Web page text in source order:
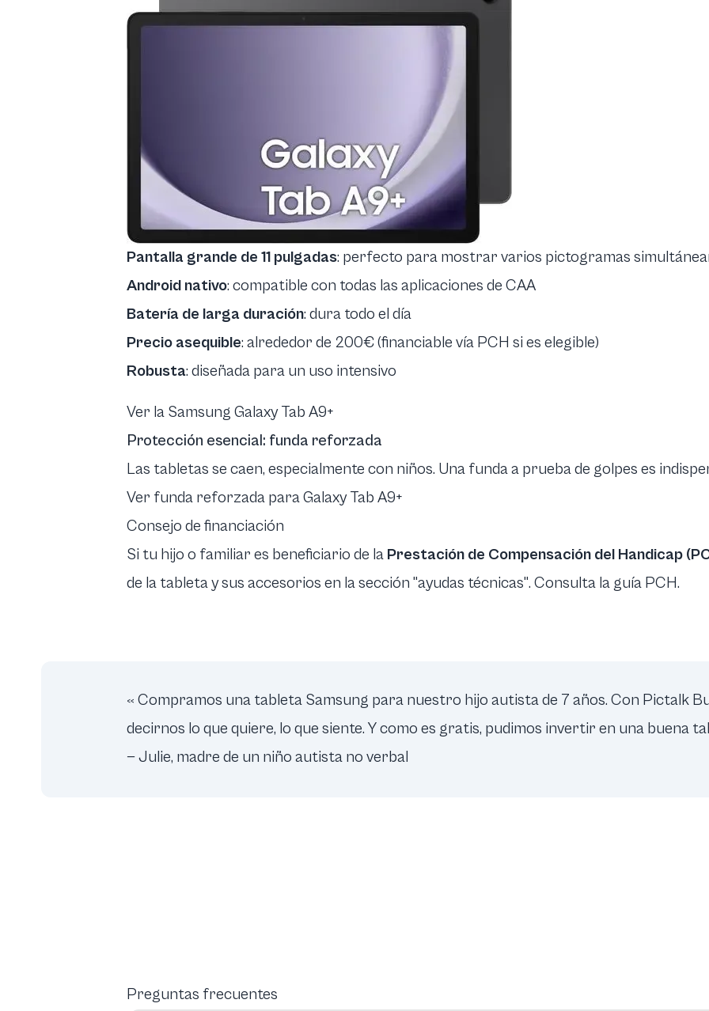
Pantalla grande de 11 pulgadas: perfecto para mostrar varios pictogramas
Android nativo: compatible con todas las aplicaciones de CAA
Batería de larga duración: dura todo el día
Precio asequible: alrededor de 200€ (financiable vía PCH si es elegible)
Robusta: diseñada para un uso intensivo
Ver la Samsung Galaxy Tab A9+
Protección esencial: funda reforzada
Las tabletas se caen, especialmente con niños. Una funda a prueba de golpes es
Ver funda reforzada para Galaxy Tab A9+
Consejo de financiación
Si tu hijo o familiar es beneficiario de la Prestación de Compensación del Handicap
de la tableta y sus accesorios en la sección "ayudas técnicas". Consulta la guía PCH.
« Compramos una tableta Samsung para nuestro hijo autista de 7 años. Con Pictalk
decirnos lo que quiere, lo que siente. Y como es gratis, pudimos invertir en una buena
— Julie, madre de un niño autista no verbal
Preguntas frecuentes